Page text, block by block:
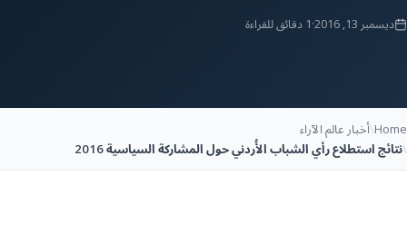
ديسمبر 13, 2016 ·1 دقائق للقراءة
Home
\أخبار عالم الآراء
\نتائج استطلاع رأي الشباب الأُردني حول المشاركة السياسية 2016